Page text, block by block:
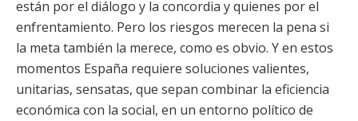
están por el diálogo y la concordia y quienes por el
enfrentamiento. Pero los riesgos merecen la pena si
la meta también la merece, como es obvio. Y en estos
momentos España requiere soluciones valientes,
unitarias, sensatas, que sepan combinar la eficiencia
económica con la social, en un entorno político de